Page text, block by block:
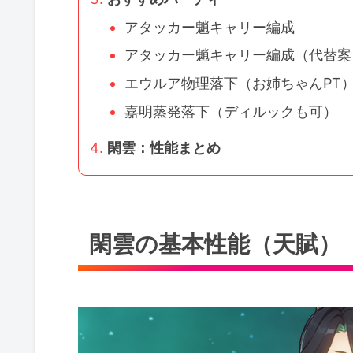
アタッカー魈キャリー編成
アタッカー魈キャリー編成（代替
エウルア物理落下（お姉ちゃんPT
嘉明蒸発落下（ディルックも可）
閑雲：性能まとめ
閑雲の基本性能（天賦）